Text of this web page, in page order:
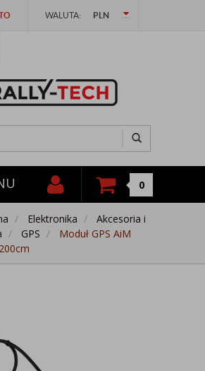
WALUTA: PLN
0
Elektronika
Akcesoria i
GPS
Moduł GPS AiM